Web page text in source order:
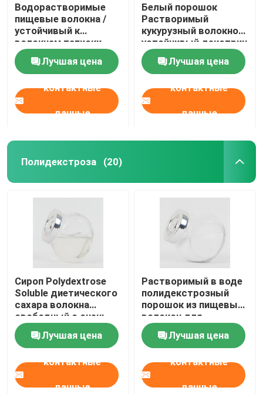
Водорастворимые
пищевые волокна /
устойчивый к
волокнам тапиоки
декстринный
порошок для
конфеты
Лучшая цена
контактные
данные
Белый порошок
Растворимый
кукурузный волокно
устойчивый декстрин
порошок для
пищевых добавок
Лучшая цена
контактные
данные
Полидекстроза (20)
Сироп Polydextrose
Soluble диетического
сахара волокна
свободный с очень
жидкостью
Polydextrose
светлого цвета для
продуктов сахара
свободных
Лучшая цена
контактные
данные
Растворимый в воде
полидекстрозный
порошок из пищевых
волокон для
напитков,
одобренный ISO
Лучшая цена
контактные
данные